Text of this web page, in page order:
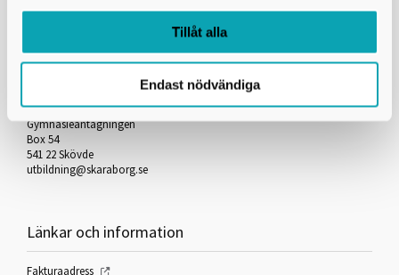
Tillåt alla
Endast nödvändiga
Kontakta oss
Skaraborgs Kommunalförbund
Gymnasieantagningen
Box 54
541 22 Skövde
utbildning@skaraborg.se
Länkar och information
Fakturaadress